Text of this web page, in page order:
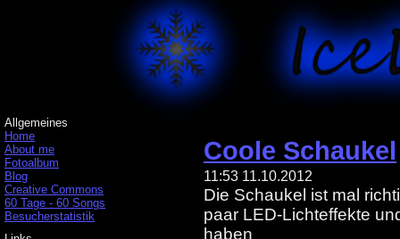
Allgemeines
Home
About me
Fotoalbum
Blog
Creative Commons
60 Tage - 60 Songs
Besucherstatistik
Coole Schaukel
11:53 11.10.2012
Die Schaukel ist mal
paar LED-Lichteffekte
haben